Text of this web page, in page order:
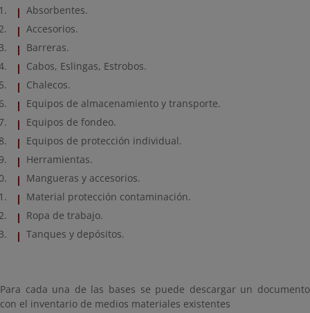
Absorbentes.
Accesorios.
Barreras.
Cabos, Eslingas, Estrobos.
Chalecos.
Equipos de almacenamiento y transporte.
Equipos de fondeo.
Equipos de protección individual.
Herramientas.
Mangueras y accesorios.
Material protección contaminación.
Ropa de trabajo.
Tanques y depósitos.
Para cada una de las bases se puede descargar un documento
con el inventario de medios materiales existentes